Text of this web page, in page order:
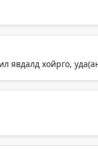
явдалд хойрго,